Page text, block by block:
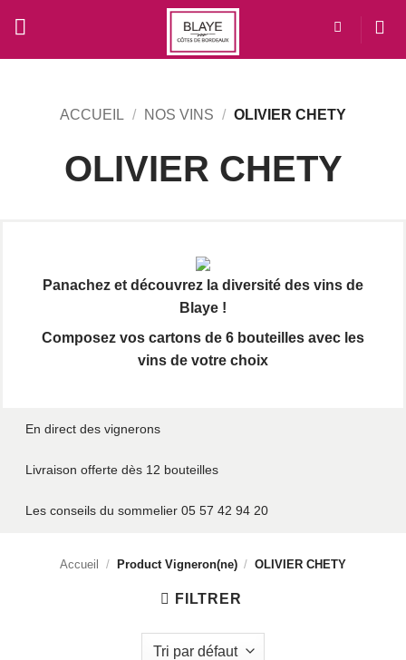
contenu
ACCUEIL / NOS VINS / OLIVIER CHETY
OLIVIER CHETY
Panachez et découvrez la diversité des vins de
Blaye !
Composez vos cartons de 6 bouteilles avec les
vins de votre choix
En direct des vignerons
Livraison offerte dès 12 bouteilles
Les conseils du sommelier 05 57 42 94 20
Accueil / Product Vigneron(ne) / OLIVIER CHETY
FILTRER